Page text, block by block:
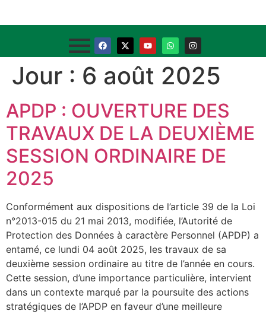
Jour : 6 août 2025
APDP : OUVERTURE DES
TRAVAUX DE LA DEUXIÈME
SESSION ORDINAIRE DE
2025
Conformément aux dispositions de l’article 39 de la Loi
n°2013-015 du 21 mai 2013, modifiée, l’Autorité de
Protection des Données à caractère Personnel (APDP) a
entamé, ce lundi 04 août 2025, les travaux de sa
deuxième session ordinaire au titre de l’année en cours.
Cette session, d’une importance particulière, intervient
dans un contexte marqué par la poursuite des actions
stratégiques de l’APDP en faveur d’une meilleure